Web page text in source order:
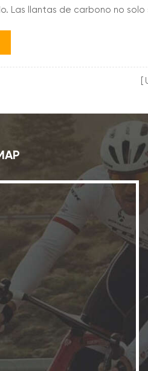
Las llantas de carbono no
comprender llanta de